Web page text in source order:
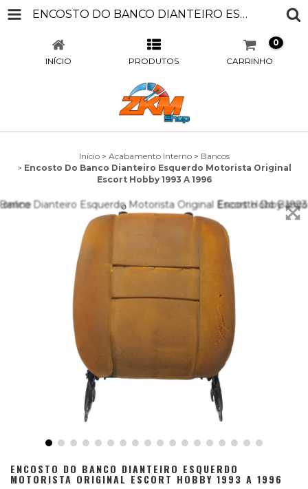
ENCOSTO DO BANCO DIANTEIRO ESQUERDO MOTORISTA ORIGINAL ESCORT HOBBY 1993 A 1996
INÍCIO PRODUTOS CARRINHO
0
Início > Acabamento Interno > Bancos
> Encosto Do Banco Dianteiro Esquerdo Motorista Original
Escort Hobby 1993 A 1996
ENCOSTO DO BANCO DIANTEIRO ESQUERDO
MOTORISTA ORIGINAL ESCORT HOBBY 1993 A 1996